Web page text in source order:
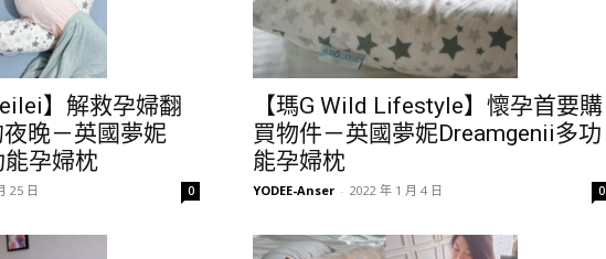
】解救孕婦翻
晚－英國夢妮
能孕婦枕
25 日 0
【瑪G Wild Lifestyle】懷孕首要購
買物件－英國夢妮Dreamgenii多功
能孕婦枕
YODEE-Anser - 2022 年 1 月 4 日 0